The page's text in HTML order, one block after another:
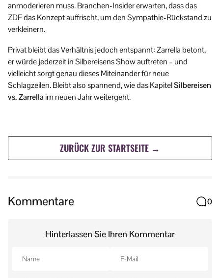
anmoderieren muss. Branchen-Insider erwarten, dass das
ZDF das Konzept auffrischt, um den Sympathie-Rückstand zu
verkleinern.
Privat bleibt das Verhältnis jedoch entspannt: Zarrella betont,
er würde jederzeit in Silbereisens Show auftreten – und
vielleicht sorgt genau dieses Miteinander für neue
Schlagzeilen. Bleibt also spannend, wie das KapitelSilbereisen
vs. Zarrella im neuen Jahr weitergeht.
ZURÜCK ZUR STARTSEITE →
Kommentare 0
Hinterlassen Sie Ihren Kommentar